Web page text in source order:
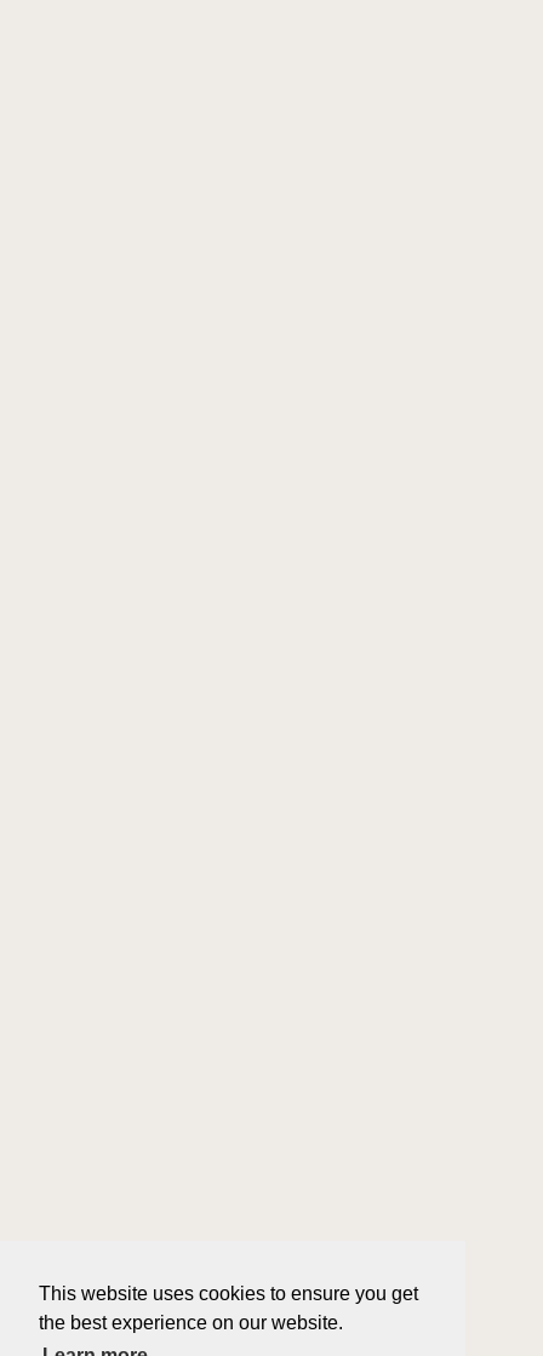
This website uses cookies to ensure you get
the best experience on our website.